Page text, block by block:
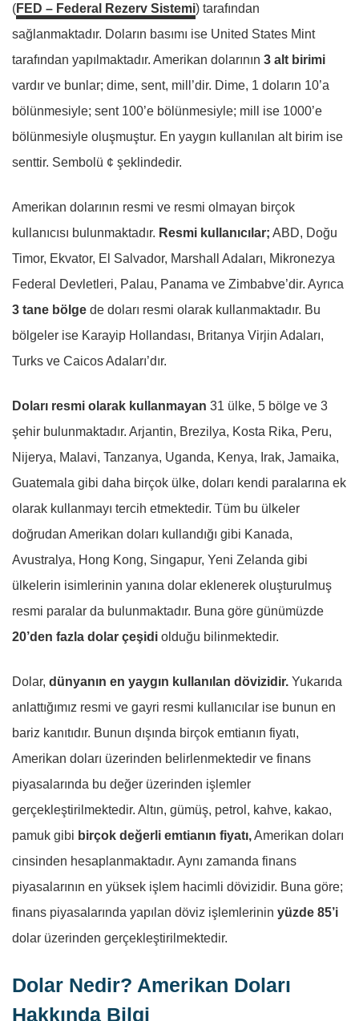
(FED – Federal Rezerv Sistemi) tarafından
sağlanmaktadır. Doların basımı ise United States Mint
tarafından yapılmaktadır. Amerikan dolarının 3 alt birimi
vardır ve bunlar; dime, sent, mill’dir. Dime, 1 doların 10’a
bölünmesiyle; sent 100’e bölünmesiyle; mill ise 1000’e
bölünmesiyle oluşmuştur. En yaygın kullanılan alt birim ise
senttir. Sembolü ¢ şeklindedir.
Amerikan dolarının resmi ve resmi olmayan birçok
kullanıcısı bulunmaktadır. Resmi kullanıcılar; ABD, Doğu
Timor, Ekvator, El Salvador, Marshall Adaları, Mikronezya
Federal Devletleri, Palau, Panama ve Zimbabve’dir. Ayrıca
3 tane bölge de doları resmi olarak kullanmaktadır. Bu
bölgeler ise Karayip Hollandası, Britanya Virjin Adaları,
Turks ve Caicos Adaları’dır.
Doları resmi olarak kullanmayan 31 ülke, 5 bölge ve 3
şehir bulunmaktadır. Arjantin, Brezilya, Kosta Rika, Peru,
Nijerya, Malavi, Tanzanya, Uganda, Kenya, Irak, Jamaika,
Guatemala gibi daha birçok ülke, doları kendi paralarına ek
olarak kullanmayı tercih etmektedir. Tüm bu ülkeler
doğrudan Amerikan doları kullandığı gibi Kanada,
Avustralya, Hong Kong, Singapur, Yeni Zelanda gibi
ülkelerin isimlerinin yanına dolar eklenerek oluşturulmuş
resmi paralar da bulunmaktadır. Buna göre günümüzde
20’den fazla dolar çeşidi olduğu bilinmektedir.
Dolar, dünyanın en yaygın kullanılan dövizidir. Yukarıda
anlattığımız resmi ve gayri resmi kullanıcılar ise bunun en
bariz kanıtıdır. Bunun dışında birçok emtianın fiyatı,
Amerikan doları üzerinden belirlenmektedir ve finans
piyasalarında bu değer üzerinden işlemler
gerçekleştirilmektedir. Altın, gümüş, petrol, kahve, kakao,
pamuk gibi birçok değerli emtianın fiyatı,Amerikan doları
cinsinden hesaplanmaktadır. Aynı zamanda finans
piyasalarının en yüksek işlem hacimli dövizidir. Buna göre;
finans piyasalarında yapılan döviz işlemlerinin yüzde 85’i
dolar üzerinden gerçekleştirilmektedir.
Dolar Nedir? Amerikan Doları
Hakkında Bilgi